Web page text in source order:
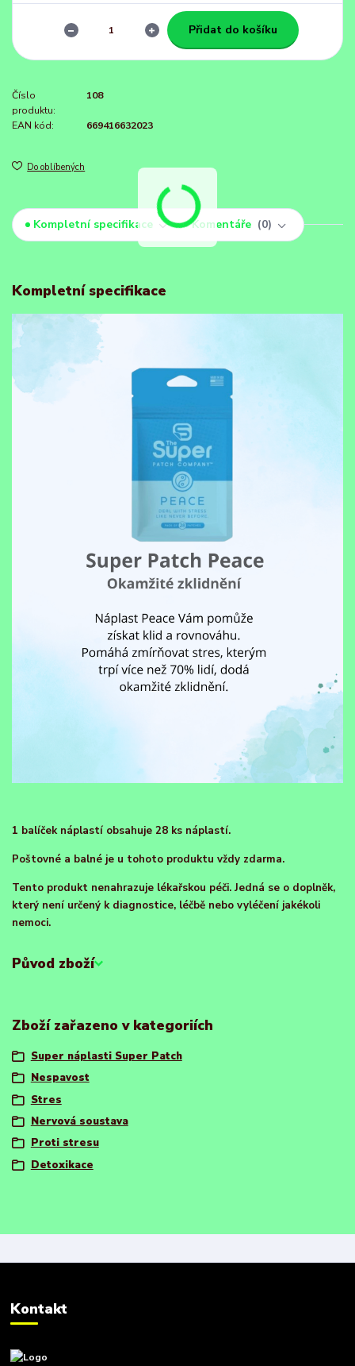
Přidat do košíku
Číslo
produktu:
108
EAN kód: 669416632023
Do oblíbených
Kompletní specifikace Komentáře 0
Kompletní specifikace
1 balíček náplastí obsahuje 28 ks náplastí.
Poštovné a balné je u tohoto produktu vždy zdarma.
Tento produkt nenahrazuje lékařskou péči. Jedná se o doplněk,
který není určený k diagnostice, léčbě nebo vyléčení jakékoli
nemoci.
Původ zboží
Zboží zařazeno v kategoriích
Super náplasti Super Patch
Nespavost
Stres
Nervová soustava
Proti stresu
Detoxikace
Kontakt